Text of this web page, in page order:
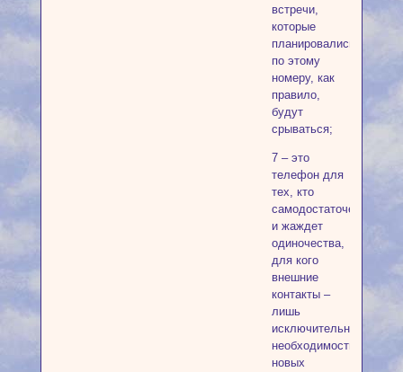
встречи,
которые
планировались
по этому
номеру, как
правило,
будут
срываться;
7 – это
телефон для
тех, кто
самодостаточен
и жаждет
одиночества,
для кого
внешние
контакты –
лишь
исключительная
необходимость;
новых